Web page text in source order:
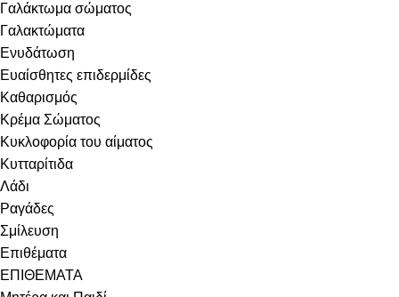
Γαλάκτωμα σώματος
Γαλακτώματα
Ενυδάτωση
Ευαίσθητες επιδερμίδες
Καθαρισμός
Κρέμα Σώματος
Κυκλοφορία του αίματος
Κυτταρίτιδα
Λάδι
Ραγάδες
Σμίλευση
Επιθέματα
ΕΠΙΘΕΜΑΤΑ